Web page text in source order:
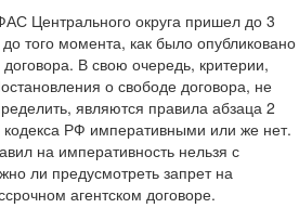
Центрального округа пришел до 3
того момента, как было опубликовано
В свою очередь, критерии,
о свободе договора, не
являются правила абзаца 2
кодекса РФ императивными или же нет.
на императивность нельзя с
ли предусмотреть запрет на
агентском договоре.